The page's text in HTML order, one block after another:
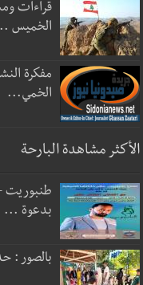
قراءات
الخميس
مفكرة
الخمي...
الأكثر مشاهدة البارحة
طنبوريت -
بدعوة ...
بالصور :